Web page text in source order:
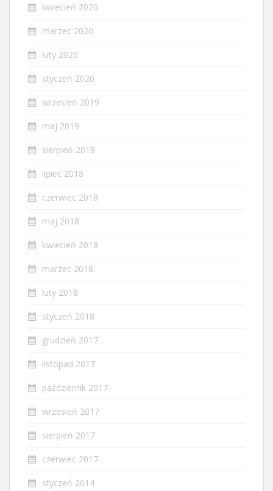
kwiecień 2020
marzec 2020
luty 2020
styczeń 2020
wrzesień 2019
maj 2019
sierpień 2018
lipiec 2018
czerwiec 2018
maj 2018
kwiecień 2018
marzec 2018
luty 2018
styczeń 2018
grudzień 2017
listopad 2017
październik 2017
wrzesień 2017
sierpień 2017
czerwiec 2017
styczeń 2014